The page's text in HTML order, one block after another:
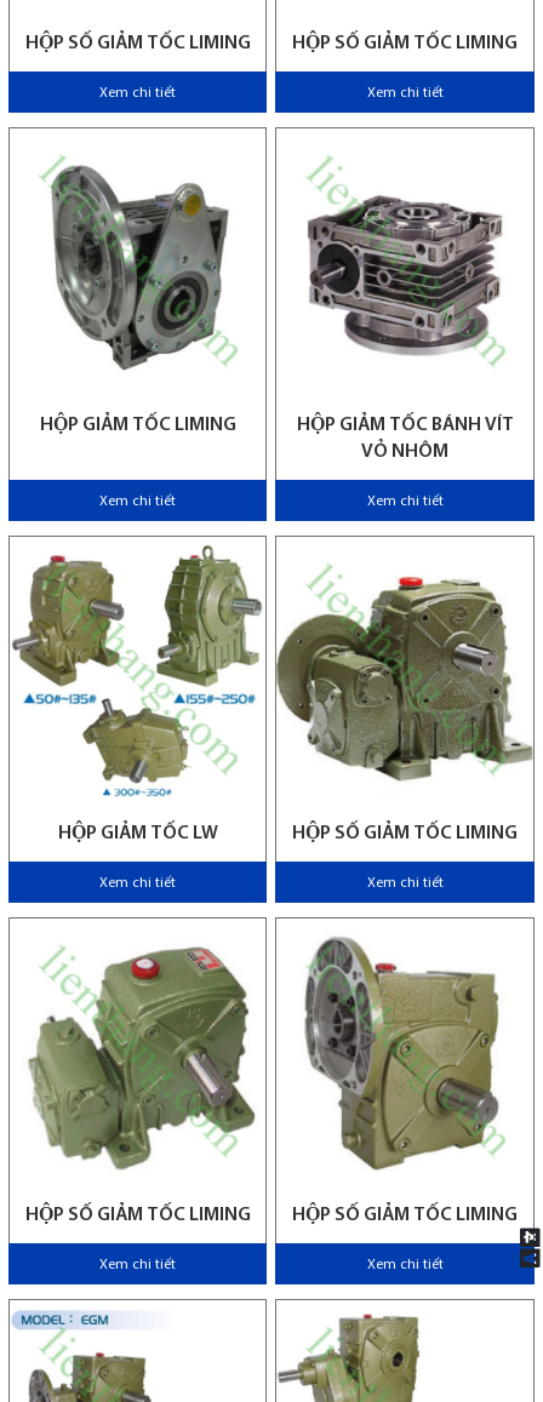
HỘP SỐ GIẢM TỐC LIMING
Xem chi tiết
HỘP SỐ GIẢM TỐC LIMING
Xem chi tiết
HỘP GIẢM TỐC LIMING
Xem chi tiết
HỘP GIẢM TỐC BÁNH VÍT
VỎ NHÔM
Xem chi tiết
HỘP GIẢM TỐC LW
Xem chi tiết
HỘP SỐ GIẢM TỐC LIMING
Xem chi tiết
HỘP SỐ GIẢM TỐC LIMING
Xem chi tiết
HỘP SỐ GIẢM TỐC LIMING
Xem chi tiết